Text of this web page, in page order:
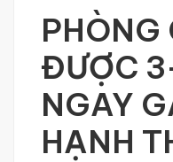
PHÒNG
ĐƯỢC
NGAY
HẠNH